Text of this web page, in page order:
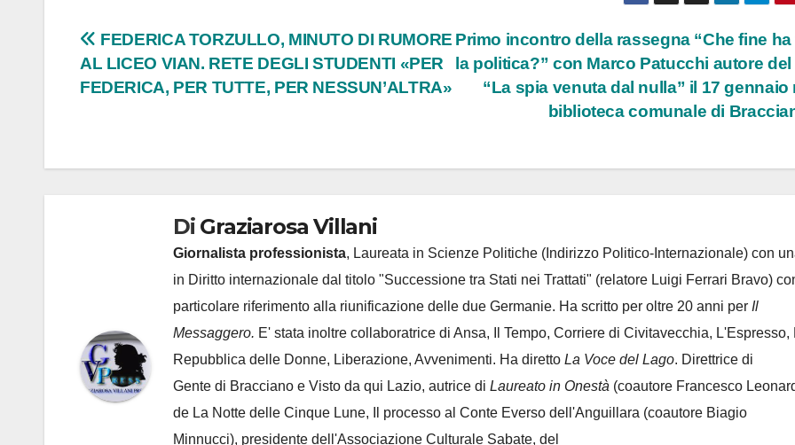
Navigazione
articoli
Primo incontro della rassegna “Che fine ha
la politica?” con Marco Patucchi autore
“La spia venuta dal nulla” il 17 gennaio
biblioteca comunale di
FEDERICA TORZULLO, MINUTO DI RUMORE
AL LICEO VIAN. RETE DEGLI STUDENTI «PER
FEDERICA, PER TUTTE, PER NESSUN’ALTRA»
Di Graziarosa Villani
Giornalista professionista, Laureata in Scienze Politiche (Indirizzo Politico-Internazionale) con
in Diritto internazionale dal titolo "Successione tra Stati nei Trattati" (relatore Luigi Ferrari Bravo)
particolare riferimento alla riunificazione delle due Germanie. Ha scritto per oltre 20 anni per Il
Messaggero. E' stata inoltre collaboratrice di Ansa, Il Tempo, Corriere di Civitavecchia, L'Espresso,
Repubblica delle Donne, Liberazione, Avvenimenti. Ha diretto La Voce del Lago. Direttrice di
Gente di Bracciano e Visto da qui Lazio, autrice di Laureato in Onestà (coautore Francesco
de La Notte delle Cinque Lune, Il processo al Conte Everso dell'Anguillara (coautore Biagio
Minnucci), presidente dell'Associazione Culturale Sabate, del